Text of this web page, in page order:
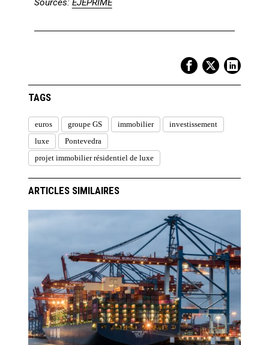
Sources: EJEPRIME
TAGS
euros groupe GS immobilier
investissement
luxe
Pontevedra
projet immobilier résidentiel de luxe
ARTICLES SIMILAIRES